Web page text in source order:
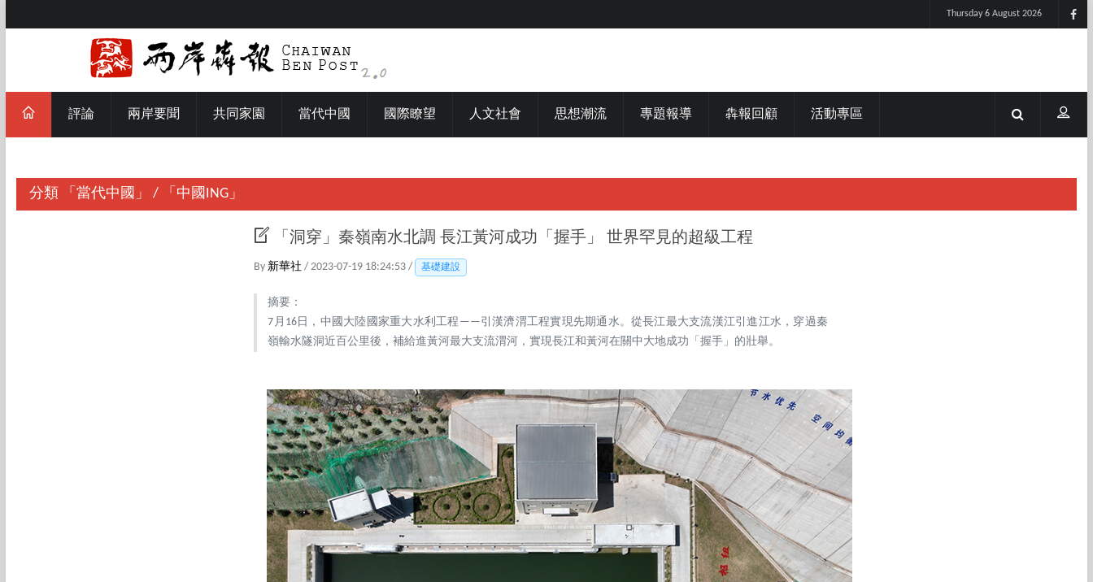
Thursday 6 August 2026
評論 兩岸要聞 共同家園 當代中國 國際瞭望 人文社會 思想潮流 專題報導 犇報回顧 活動專區
分類 「當代中國」 / 「中國ING」
「洞穿」秦嶺南水北調 長江黃河成功「握手」 世界罕見的超級工程
By 新華社 / 2023-07-19 18:24:53 / 基礎建設
摘要：
7月16日，中國大陸國家重大水利工程——引漢濟渭工程實現先期通水。從長江最大支流漢江引進江水，穿過秦
嶺輸水隧洞近百公里後，補給進黃河最大支流渭河，實現長江和黃河在關中大地成功「握手」的壯舉。